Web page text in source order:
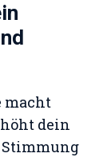
macht
dein
Stimmung